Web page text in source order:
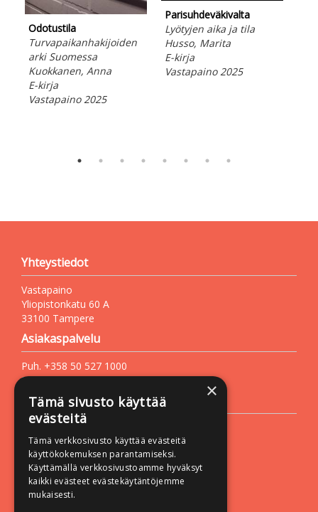
Odotustila
Turvapaikanhakijoiden
arki Suomessa
Kuokkanen, Anna
E-kirja
Vastapaino 2025
Parisuhdeväkivalta
Lyötyjen aika ja tila
Husso, Marita
E-kirja
Vastapaino 2025
Yhteystiedot
Vastapaino
Yliopistonkatu 60 A
33100 Tampere
Asiakaspalvelu
Puh. +358 50 527 1000
Sähköposti:vastapaino@vastapaino.fi
Lisätietoa
Toimitusehdot
Käyttöohjeet
Tietosuojaseloste
Saavutettavuusseloste
×
Tämä sivusto käyttää
evästeitä
Tämä verkkosivusto käyttää evästeitä
käyttökokemuksen parantamiseksi.
Käyttämällä verkkosivustoamme hyväksyt
kaikki evästeet evästekäytäntöjemme
mukaisesti.